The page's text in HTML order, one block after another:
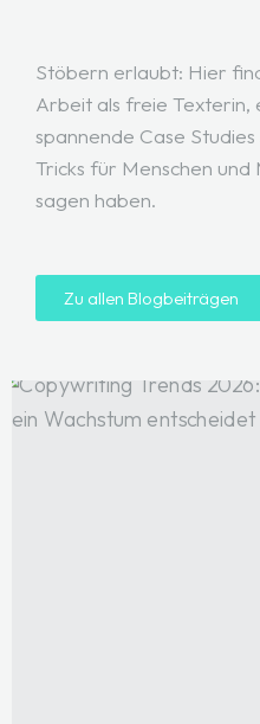
Stöbern erlaubt: Hier
Arbeit als freie
spannende Case
Tricks für Menschen und
sagen haben.
Zu allen Blogbeiträgen